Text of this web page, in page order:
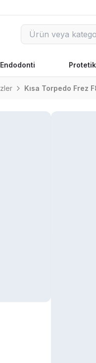
Endodonti Protetik
Kısa Torpedo Frez